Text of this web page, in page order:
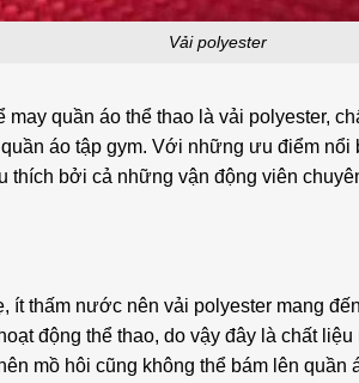
Vải polyester
may quần áo thể thao là vải polyester,
áo tập gym. Với những ưu điểm
thích bởi cả những vận động viên
ít thấm nước nên vải polyester mang
động thể thao, do vậy đây là chất
mồ hôi cũng không thể bám lên quần